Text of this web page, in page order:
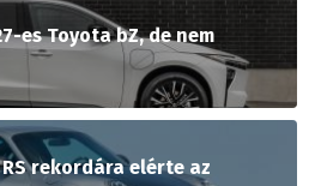
es Toyota bZ, de nem
RS rekordára elérte az